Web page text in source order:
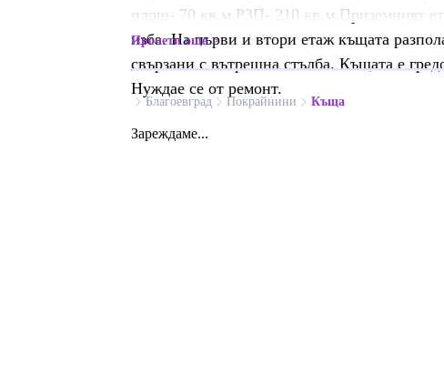
площ- 70 кв.м РЗП- 210 кв.м Приземният
изба. На първи и втори етаж къщата
свързани с вътрешна стълба. Къщата е
Нуждае се от ремонт.
Прочети още
Благоевград Покрайнини Къща
Зареждаме...